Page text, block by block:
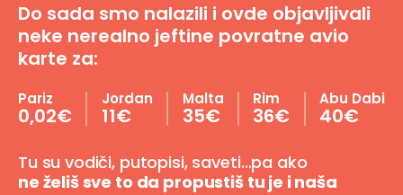
Do sada smo nalazili i ovde objavljivali
neke nerealno jeftine povratne avio
karte za:
Pariz
0,02€
Jordan
11€
Malta
35€
Rim
36€
Abu Dabi
40€
Tu su vodiči, putopisi, saveti…pa ako
ne želiš sve to da propustiš tu je i naša